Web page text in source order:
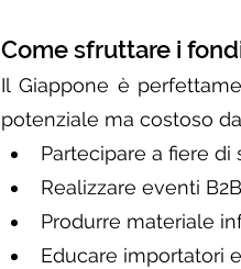
Come sfruttare i
Il Giappone è
potenziale ma costoso
Partecipare a fiere
Realizzare eventi
Produrre materiale
Educare importatori